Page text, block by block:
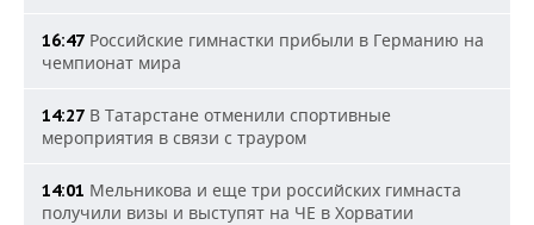
16:47 Российские гимнастки прибыли в Германию на
чемпионат мира
14:27 В Татарстане отменили спортивные
мероприятия в связи с трауром
14:01 Мельникова и еще три российских гимнаста
получили визы и выступят на ЧЕ в Хорватии